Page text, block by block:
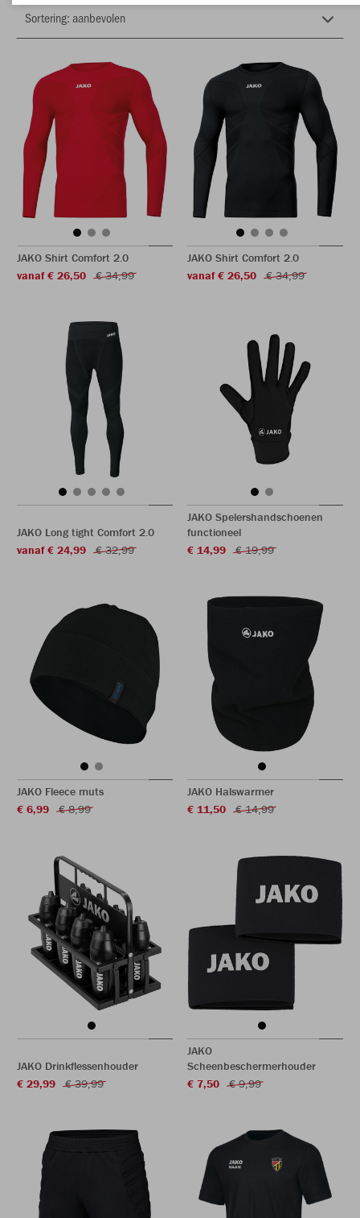
JAKO Shirt Comfort 2.0
vanaf € 26,50
€ 34,99
JAKO Shirt Comfort 2.0
vanaf € 26,50
€ 34,99
JAKO Long tight Comfort 2.0
vanaf € 24,99
€ 32,99
JAKO Spelershandschoenen
functioneel
€ 14,99
€ 19,99
JAKO Fleece muts
€ 6,99
€ 8,99
JAKO Halswarmer
€ 11,50
€ 14,99
JAKO Drinkflessenhouder
€ 29,99
€ 39,99
JAKO
Scheenbeschermerhouder
€ 7,50
€ 9,99